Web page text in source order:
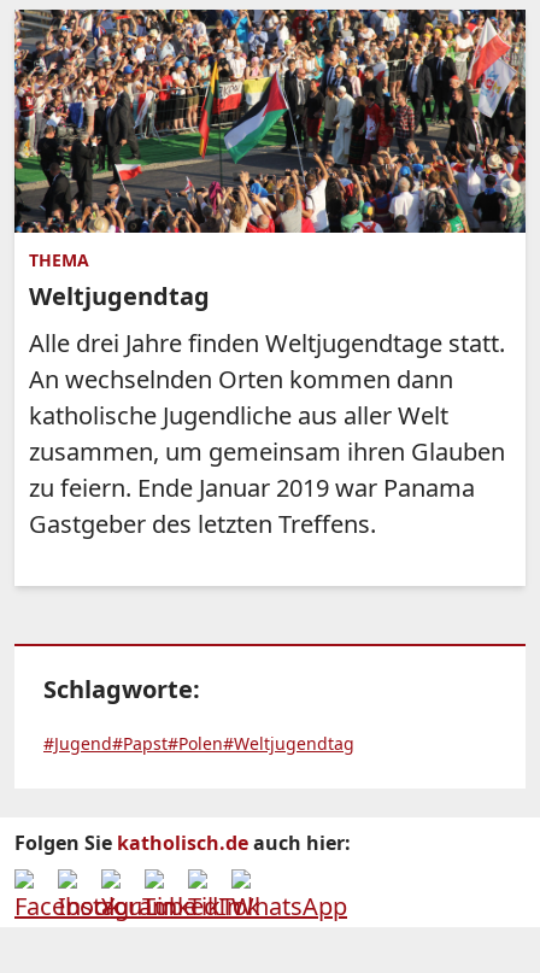
THEMA
Weltjugendtag
Alle drei Jahre finden Weltjugendtage statt.
An wechselnden Orten kommen dann
katholische Jugendliche aus aller Welt
zusammen, um gemeinsam ihren Glauben
zu feiern. Ende Januar 2019 war Panama
Gastgeber des letzten Treffens.
Schlagworte:
#Jugend#Papst#Polen#Weltjugendtag
Folgen Sie katholisch.deauch hier: